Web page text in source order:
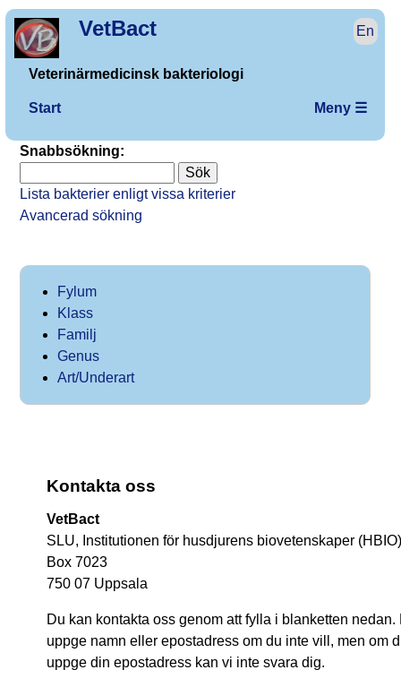
VetBact En
Veterinärmedicinsk bakteriologi
Start Meny ☰
Snabbsökning:
Lista bakterier enligt vissa kriterier
Avancerad sökning
Fylum
Klass
Familj
Genus
Art/Underart
Kontakta oss
VetBact
SLU, Institutionen för husdjurens biovetenskaper (HBIO)
Box 7023
750 07 Uppsala
Du kan kontakta oss genom att fylla i blanketten
uppge namn eller epostadress om du inte vill, men om
uppge din epostadress kan vi inte svara dig.